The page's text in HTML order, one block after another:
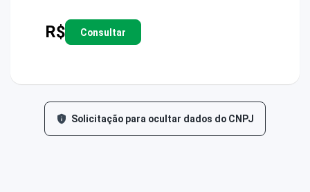
R$ Consultar
Solicitação para ocultar dados do CNPJ